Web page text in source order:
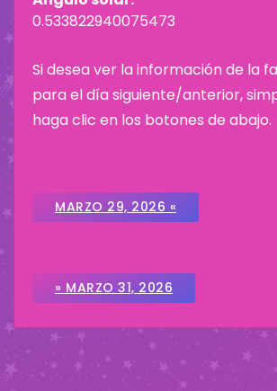
0.533822940075473
Si desea ver la información de la
para el día siguiente/anterior,
haga clic en los botones de abajo.
MARZO 29, 2026 «
» MARZO 31, 2026